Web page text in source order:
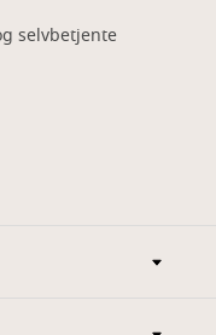
selvbetjente